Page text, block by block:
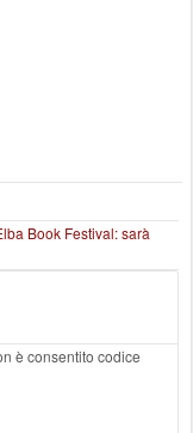
Book Festival: sarà
è consentito codice